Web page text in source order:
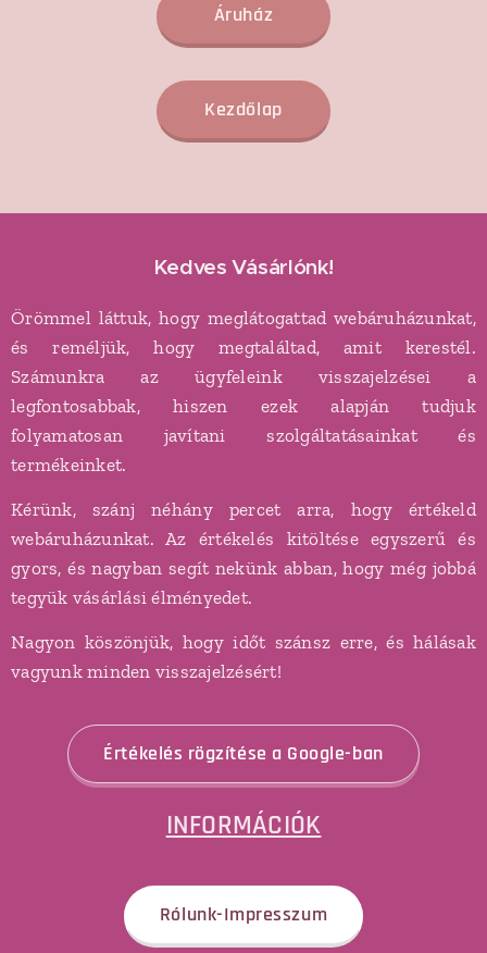
Áruház
Kezdőlap
Kedves Vásárlónk!
Örömmel láttuk, hogy meglátogattad webáruházunkat,
és reméljük, hogy megtaláltad, amit kerestél.
Számunkra az ügyfeleink visszajelzései a
legfontosabbak, hiszen ezek alapján tudjuk
folyamatosan javítani szolgáltatásainkat és
termékeinket.
Kérünk, szánj néhány percet arra, hogy értékeld
webáruházunkat. Az értékelés kitöltése egyszerű és
gyors, és nagyban segít nekünk abban, hogy még jobbá
tegyük vásárlási élményedet.
Nagyon köszönjük, hogy időt szánsz erre, és hálásak
vagyunk minden visszajelzésért!
Értékelés rögzítése a Google-ban
INFORMÁCIÓK
Rólunk-Impresszum